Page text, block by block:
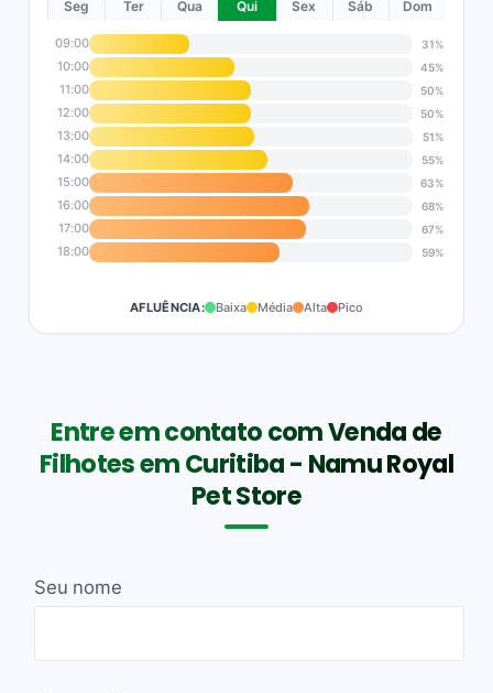
Seg Ter Qua Qui Sex Sáb Dom
09:00 31%
10:00 45%
11:00 50%
12:00 50%
13:00 51%
14:00 55%
15:00 63%
16:00 68%
17:00 67%
18:00 59%
AFLUÊNCIA: Baixa Média Alta Pico
Entre em contato com Venda de
Filhotes em Curitiba - Namu Royal
Pet Store
Seu nome